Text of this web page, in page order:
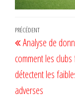
Navigation
de
l’article
Article
précédent
PRÉCÉDENT
Analyse de
comment les
détectent les
adverses